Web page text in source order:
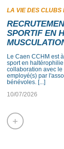
LA VIE DES CLUBS
SPORTIF EN
Le Caen CCHM est
sport en
collaboration avec le
employé(s) par
bénévoles. [...]
10/07/2026
+